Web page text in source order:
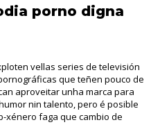
porno digna
vellas series de televisión
que teñen pouco de
aproveitar unha marca para
nin talento, pero é posible
xénero faga que cambio de